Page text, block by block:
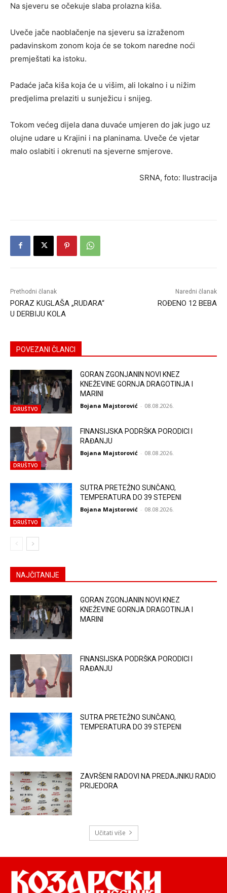
Na sjeveru se očekuje slaba prolazna kiša.
Uveče jače naoblačenje na sjeveru sa izraženom
padavinskom zonom koja će se tokom naredne noći
premještati ka istoku.
Padaće jača kiša koja će u višim, ali lokalno i u nižim
predjelima prelaziti u sunježicu i snijeg.
Tokom većeg dijela dana duvaće umjeren do jak jugo uz
olujne udare u Krajini i na planinama. Uveče će vjetar
malo oslabiti i okrenuti na sjeverne smjerove.
SRNA, foto: Ilustracija
Prethodni članak
PORAZ KUGLAŠA „RUDARA“
U DERBIJU KOLA
Naredni članak
ROĐENO 12 BEBA
POVEZANI ČLANCI
DRUŠTVO
GORAN ZGONJANIN NOVI KNEZ
KNEŽEVINE GORNJA DRAGOTINJA I
MARINI
Bojana Majstorović - 08.08.2026.
DRUŠTVO
FINANSIJSKA PODRŠKA PORODICI I
RAĐANJU
Bojana Majstorović - 08.08.2026.
DRUŠTVO
SUTRA PRETEŽNO SUNČANO,
TEMPERATURA DO 39 STEPENI
Bojana Majstorović - 08.08.2026.
NAJČITANIJE
GORAN ZGONJANIN NOVI KNEZ
KNEŽEVINE GORNJA DRAGOTINJA I
MARINI
FINANSIJSKA PODRŠKA PORODICI I
RAĐANJU
SUTRA PRETEŽNO SUNČANO,
TEMPERATURA DO 39 STEPENI
ZAVRŠENI RADOVI NA PREDAJNIKU RADIO
PRIJEDORA
Učitati više